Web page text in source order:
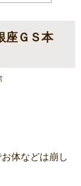
座ＧＳ本
体などは崩し